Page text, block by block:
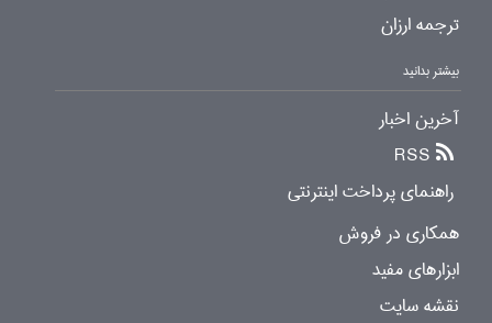
ترجمه ارزان
بیشتر بدانید
آخرین اخبار
RSS
راهنمای پرداخت اینترنتی
همکاری در فروش
ابزارهای مفید
نقشه سایت